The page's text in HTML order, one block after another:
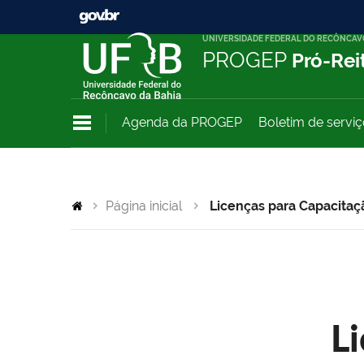
UNIVERSIDADE FEDERAL DO
PROGEP Pró-
Agenda da PROGEP Boletim de
Página inicial Licenças para